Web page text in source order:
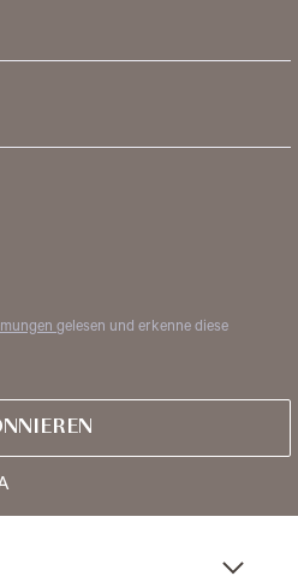
gelesen und erkenne diese